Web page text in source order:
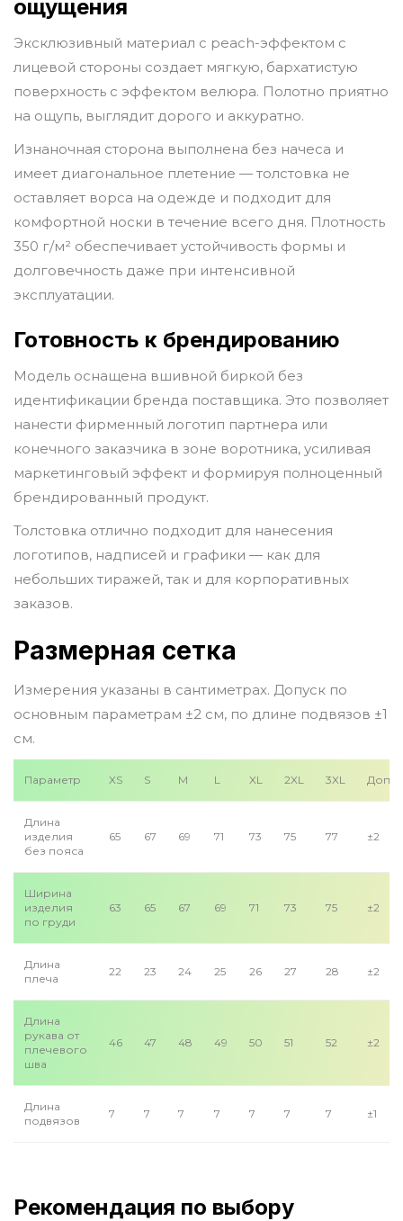
ощущения
Эксклюзивный материал с peach-эффектом с
лицевой стороны создает мягкую, бархатистую
поверхность с эффектом велюра. Полотно приятно
на ощупь, выглядит дорого и аккуратно.
Изнаночная сторона выполнена без начеса и
имеет диагональное плетение — толстовка не
оставляет ворса на одежде и подходит для
комфортной носки в течение всего дня. Плотность
350 г/м² обеспечивает устойчивость формы и
долговечность даже при интенсивной
эксплуатации.
Готовность к брендированию
Модель оснащена вшивной биркой без
идентификации бренда поставщика. Это позволяет
нанести фирменный логотип партнера или
конечного заказчика в зоне воротника, усиливая
маркетинговый эффект и формируя полноценный
брендированный продукт.
Толстовка отлично подходит для нанесения
логотипов, надписей и графики — как для
небольших тиражей, так и для корпоративных
заказов.
Размерная сетка
Измерения указаны в сантиметрах. Допуск по
основным параметрам ±2 см, по длине подвязов ±1
см.
Параметр XS S M L XL 2XL 3XL
Длина
изделия
без пояса
65 67 69 71 73 75 77 ±2
Ширина
изделия
по груди
63 65 67 69 71 73 75 ±2
Длина
плеча
22 23 24 25 26 27 28 ±2
Длина
рукава от
плечевого
шва
46 47 48 49 50 51 52 ±2
Длина
подвязов
7 7 7 7 7 7 7 ±1
Рекомендация по выбору